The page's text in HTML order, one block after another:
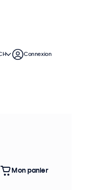
Connexion
Mon panier